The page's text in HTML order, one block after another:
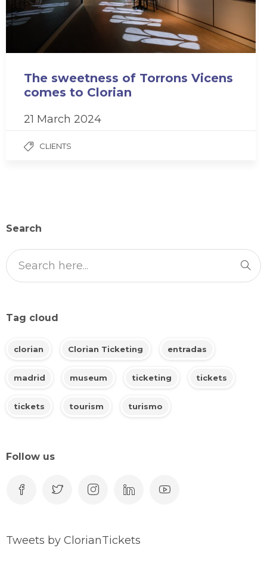
The sweetness of Torrons Vicens
comes to Clorian
21 March 2024
CLIENTS
Search
Tag cloud
clorian Clorian Ticketing entradas
madrid museum ticketing tickets
tickets tourism turismo
Follow us
Tweets by ClorianTickets